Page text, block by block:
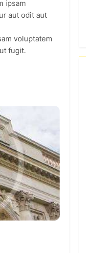
ipsam
aut odit aut
voluptatem
fugit.